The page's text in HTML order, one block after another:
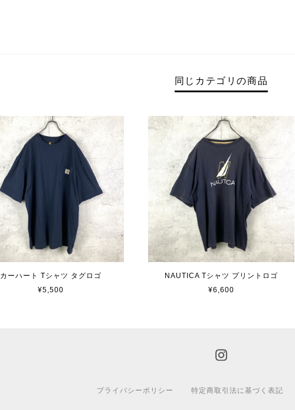
同じカテゴリの商品
カーハート Tシャツ タグロゴ
¥5,500
NAUTICA Tシャツ プリントロゴ
¥6,600
プライバシーポリシー 特定商取引法に基づく表記